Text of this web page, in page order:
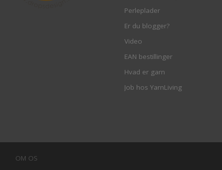
Perleplader
Er du blogger?
Video
EAN bestillinger
Hvad er garn
Job hos YarnLiving
OM OS